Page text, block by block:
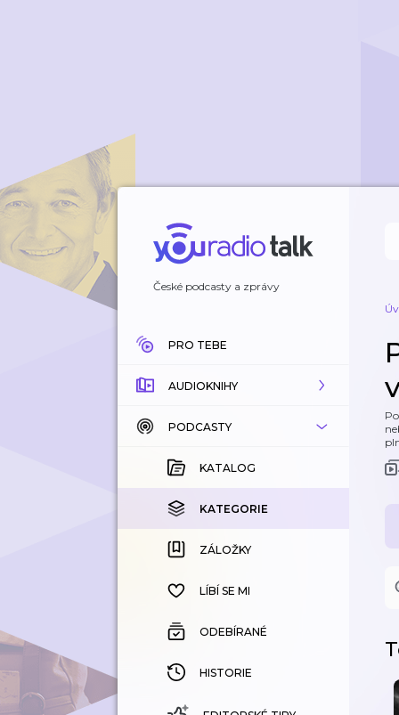
České podcasty a zprávy
PRO TEBE
AUDIOKNIHY
KATALOG
KOUPENÉ
KATEGORIE
ZÁLOŽKY
HISTORIE
PODCASTY
KATALOG
KATEGORIE
ZÁLOŽKY
LÍBÍ SE MI
ODEBÍRANÉ
HISTORIE